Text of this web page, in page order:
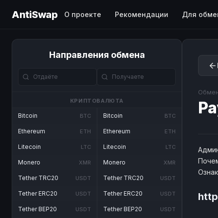
AntiSwap О проекте Рекомендации Для
Направления обмена
КРИПТОВАЛЮТА
Bitcoin BTC
Ethereum ETH
Litecoin LTC
Monero XMR
Tether TRC20 USDT
Tether ERC20 USDT
Tether BEP20 USDT
Bitcoin BTC
Ethereum ETH
Litecoin LTC
Monero XMR
Tether TRC20 USDT
Tether ERC20 USDT
Tether BEP20 USDT